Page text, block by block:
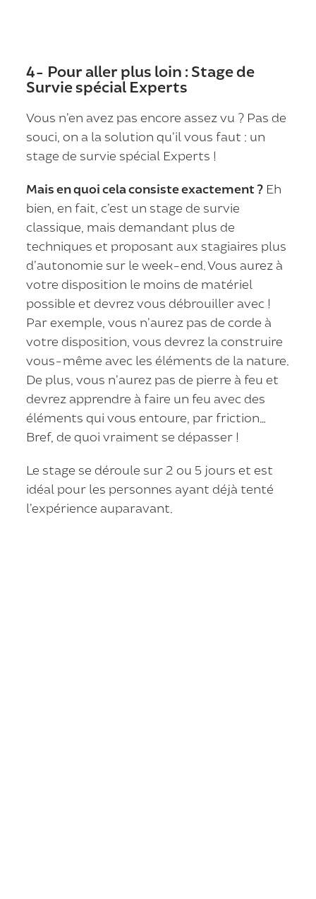
4- Pour aller plus loin : Stage de
Survie spécial Experts
Vous n’en avez pas encore assez vu ? Pas de
souci, on a la solution qu’il vous faut : un
stage de survie spécial Experts !
Mais en quoi cela consiste exactement ? Eh
bien, en fait, c’est un stage de survie
classique, mais demandant plus de
techniques et proposant aux stagiaires plus
d’autonomie sur le week-end. Vous aurez à
votre disposition le moins de matériel
possible et devrez vous débrouiller avec !
Par exemple, vous n’aurez pas de corde à
votre disposition, vous devrez la construire
vous-même avec les éléments de la nature.
De plus, vous n’aurez pas de pierre à feu et
devrez apprendre à faire un feu avec des
éléments qui vous entoure, par friction…
Bref, de quoi vraiment se dépasser !
Le stage se déroule sur 2 ou 5 jours et est
idéal pour les personnes ayant déjà tenté
l’expérience auparavant.